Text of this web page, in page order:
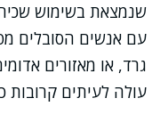
שנמצאת בשימוש
עם אנשים הסובלים
גרד, או מאזורים
עולה לעיתים קרובות